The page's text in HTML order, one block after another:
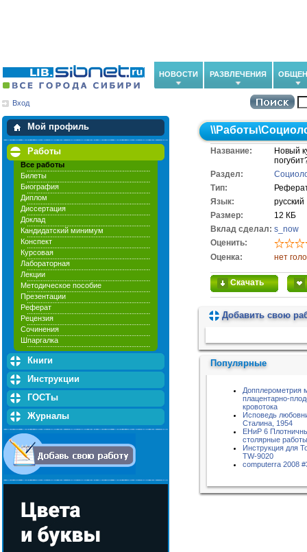
НОВОСТИ РАЗВЛЕЧЕНИЯ
Вход
Мой профиль
Мои закладки
Работы
Все работы
Билеты
Биография
Диплом
Диссертация
Доклад
Кандидатский минимум
Конспект
Курсовая
Лабораторная
Лекции
Методическое пособие
Презентации
Реферат
Рецензия
Сочинения
Шпаргалка
Книги
Инструкции
ГОСТы
Журналы
\\Работы\
Название:
Новый
Раздел:
Тип:
Язык:
русский
Размер:
12 КБ
Вклад сделал: s_now
Оценить:
Оценка:
нет
Скачать
Добавить свою
Популярные
Допплерометрия
плацентарно-
кровотока
Исповедь
Сталина, 1954
ЕНиР 6
столярные работы
Инструкция для
TW-9020
computerra 2008